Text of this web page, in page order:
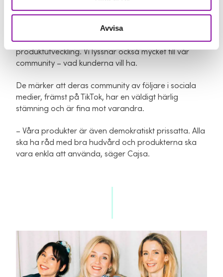
Avvisa
– Vi har haft lyxen att i stort sett alla produkter har
gått väldigt bra. Mycket tack vare att vi har jobbat
länge med produkter och känner oss säkra på
produktutveckling. Vi lyssnar också mycket till vår
community – vad kunderna vill ha.
De märker att deras community av följare i sociala
medier, främst på TikTok, har en väldigt härlig
stämning och är fina mot varandra.
– Våra produkter är även demokratiskt prissatta. Alla
ska ha råd med bra hudvård och produkterna ska
vara enkla att använda, säger Cajsa.